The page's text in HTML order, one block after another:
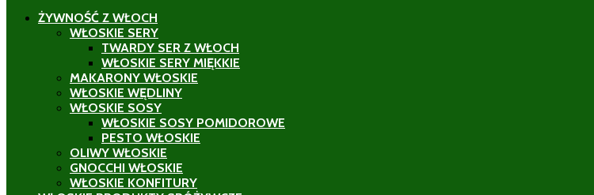
ŻYWNOŚĆ Z WŁOCH
WŁOSKIE SERY
TWARDY SER Z WŁOCH
WŁOSKIE SERY MIĘKKIE
MAKARONY WŁOSKIE
WŁOSKIE WĘDLINY
WŁOSKIE SOSY
WŁOSKIE SOSY POMIDOROWE
PESTO WŁOSKIE
OLIWY WŁOSKIE
GNOCCHI WŁOSKIE
WŁOSKIE KONFITURY